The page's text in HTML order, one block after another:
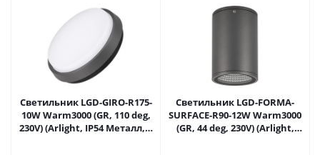
Светильник LGD-GIRO-R175-
10W Warm3000 (GR, 110 deg,
230V) (Arlight, IP54 Металл, 3
Светильник LGD-FORMA-
SURFACE-R90-12W Warm3000
(GR, 44 deg, 230V) (Arlight,